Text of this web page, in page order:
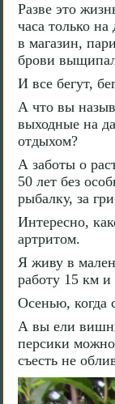
Разве это
часа только
в магазин,
брови
И все бегут,
А что вы
выходные на
отдыхом?
А заботы о
50 лет без
рыбалку, за
Интересно,
артритом.
Я живу в
работу 15 км
Осенью, когда
А вы ели
персики
съесть не